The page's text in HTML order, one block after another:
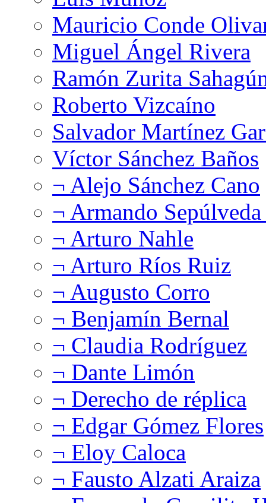
Mauricio Conde
Miguel Ángel Rivera
Ramón Zurita
Roberto Vizcaíno
Salvador Martínez
Víctor Sánchez Baños
¬ Alejo Sánchez Cano
¬ Armando
¬ Arturo Nahle
¬ Arturo Ríos Ruiz
¬ Augusto Corro
¬ Benjamín Bernal
¬ Claudia Rodríguez
¬ Dante Limón
¬ Derecho de réplica
¬ Edgar Gómez Flores
¬ Eloy Caloca
¬ Fausto Alzati Araiza